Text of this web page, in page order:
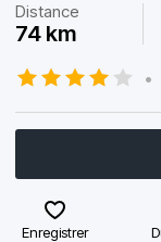
Distance
74 km
•
Enregistrer